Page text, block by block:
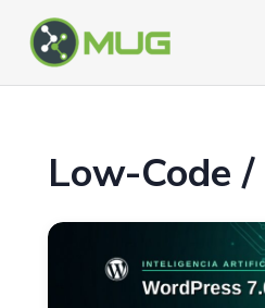
contenido
Low-Code